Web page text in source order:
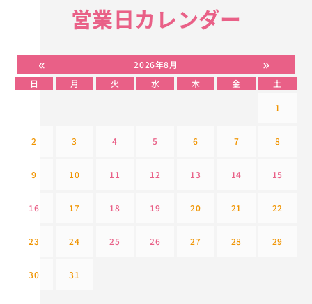
営業日カレンダー
« 2026年8月 »
日 月 火 水 木 金 土
1
2 3 4 5 6 7 8
9 10 11 12 13 14 15
16 17 18 19 20 21 22
23 24 25 26 27 28 29
30 31